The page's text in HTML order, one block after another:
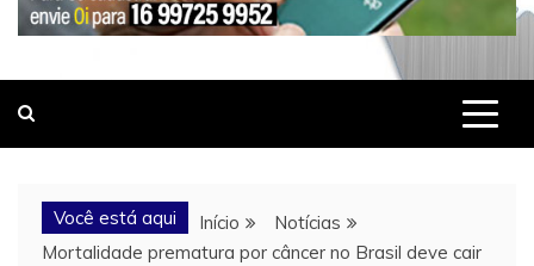
Você está aqui Início
Notícias
Mortalidade prematura por câncer no Brasil deve cair